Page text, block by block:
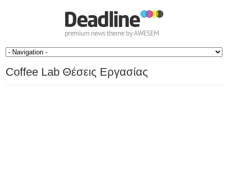
Coffee Lab Θέσεις Εργασίας